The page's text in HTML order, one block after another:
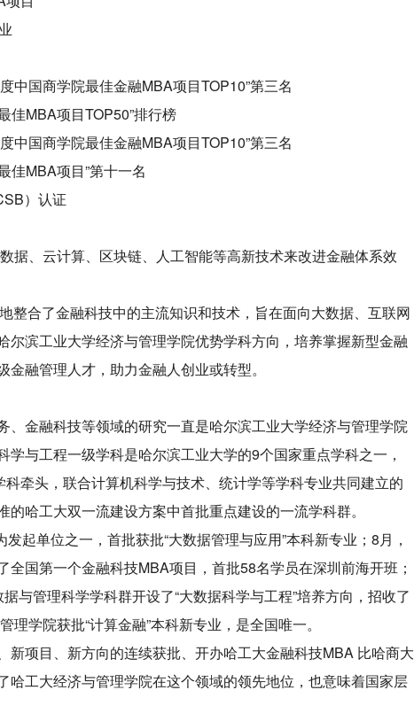
中国商学院最佳金融MBA项目TOP10”第三名
佳MBA项目TOP50”排行榜
中国商学院最佳金融MBA项目TOP10”第三名
佳MBA项目”第十一名
）认证
据、云计算、区块链、人工智能等高新技术来改进金融体系效
整合了金融科技中的主流知识和技术，旨在面向大数据、互联网
尔滨工业大学经济与管理学院优势学科方向，培养掌握新型金融
融管理人才，助力金融人创业或转型。
、金融科技等领域的研究一直是哈尔滨工业大学经济与管理学院
与工程一级学科是哈尔滨工业大学的9个国家重点学科之一，
牵头，联合计算机科学与技术、统计学等学科专业共同建立的
哈工大双一流建设方案中首批重点建设的一流学科群。
起单位之一，首批获批“大数据管理与应用”本科新专业；8月，
国第一个金融科技MBA项目，首批58名学员在深圳前海开班；
与管理科学学科群开设了“大数据科学与工程”培养方向，招收了
学院获批“计算金融”本科新专业，是全国唯一。
新项目、新方向的连续获批、开办哈工大金融科技MBA 比哈商大
哈工大经济与管理学院在这个领域的领先地位，也意味着国家层